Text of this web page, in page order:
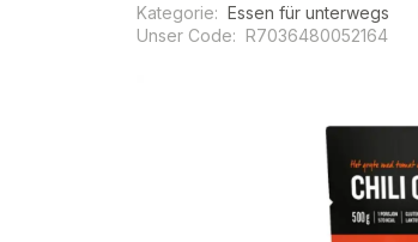
Kategorie: Essen für unterwegs
Unser Code: R7036480052164